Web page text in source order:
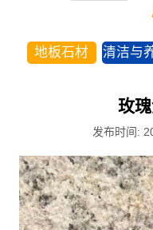
地板石材 清洁与
玫
发布时间: